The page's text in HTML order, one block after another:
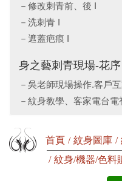
修改刺青前、後 I
洗刺青 I
遮蓋疤痕 I
身之藝刺青現場-花序
吳老師現場操作.客戶
紋身教學、客家電台
首頁 紋身圖庫
紋身/機器/色料